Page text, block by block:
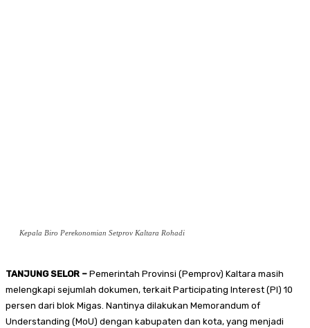
Kepala Biro Perekonomian Setprov Kaltara Rohadi
TANJUNG SELOR – Pemerintah Provinsi (Pemprov) Kaltara masih
melengkapi sejumlah dokumen, terkait Participating Interest (PI) 10
persen dari blok Migas. Nantinya dilakukan Memorandum of
Understanding (MoU) dengan kabupaten dan kota, yang menjadi